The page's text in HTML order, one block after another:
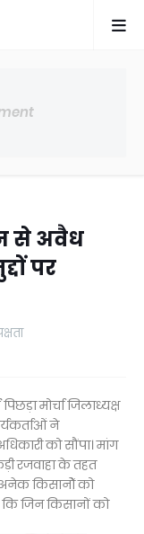
से अवैध
पर
मोर्चा जिलाध्यक्ष
ने
को सौंपा। मांग
रजवाहा के तहत
अनेक किसानोेें को
कि जिन किसानों को